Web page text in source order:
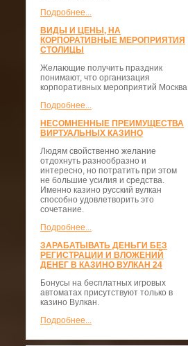
Подробнее...
ВИДЫ И ЦЕНЫ, НА
КОРПОРАТИВНЫЕ МЕРОПРИЯТИЯ
СТОЛИЦЫ
Желающие получить праздник
понимают, что организация
корпоративных мероприятий Москва
Подробнее...
НЕСОМНЕННЫЕ ПРЕИМУЩЕСТВА
ВИРТУАЛЬНЫХ КАЗИНО
Людям свойственно желание
отдохнуть разнообразно и
интересно, но потратить при этом
не большие усилия и средства.
Именно казино русский вулкан
способно удовлетворить это
сочетание.
Подробнее...
ЗАРАБАТЫВАТЬ ДЕНЬГИ БЕЗ
РЕГИСТРАЦИИ И ВЛОЖЕНИЙ
ДЕНЕГ В КАЗИНО ВУЛКАН 24
Бонусы на бесплатных игровых
автоматах присутствуют только в
казино Вулкан.
Подробнее...